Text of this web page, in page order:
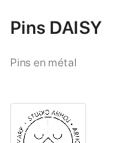
Pins DAISY
Pins en métal